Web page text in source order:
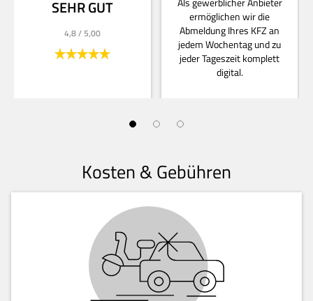
SEHR GUT
4,8/ 5,00
ermöglichen wir die
Abmeldung Ihres KFZ an
jedem Wochentag und zu
jeder Tageszeit komplett
digital.
Kosten & Gebühren